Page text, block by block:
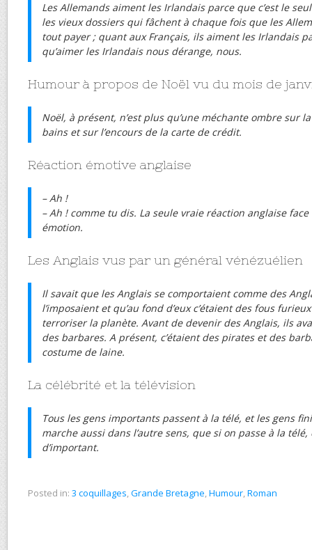
Les Allemands aiment les Irlandais parce que c’est le
les vieux dossiers qui fâchent à chaque fois que les
tout payer ; quant aux Français, ils aiment les Irlandais
qu’aimer les Irlandais nous dérange, nous.
Humour à propos de Noël vu du mois de
Noël, à présent, n’est plus qu’une méchante ombre sur
bains et sur l’encours de la carte de crédit.
Réaction émotive anglaise
– Ah !
– Ah ! comme tu dis. La seule vraie réaction anglaise
émotion.
Les Anglais vus par un général vénézuélien
Il savait que les Anglais se comportaient comme des
l’imposaient et qu’au fond d’eux c’étaient des fous
terroriser la planète. Avant de devenir des Anglais, ils
des barbares. A présent, c’étaient des pirates et des
costume de laine.
La célébrité et la télévision
Tous les gens importants passent à la télé, et les gens
marche aussi dans l’autre sens, que si on passe à la télé,
d’important.
Posted in: 3 coquillages,Grande Bretagne,Humour,Roman